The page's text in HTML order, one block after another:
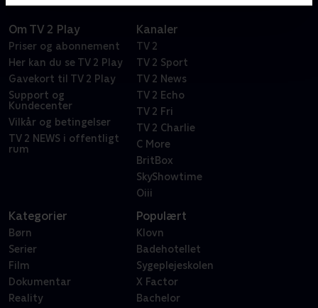
Om TV 2 Play
Priser og abonnement
Her kan du se TV 2 Play
Gavekort til TV 2 Play
Support og
Kundecenter
Vilkår og betingelser
TV 2 NEWS i offentligt
rum
Kanaler
TV 2
TV 2 Sport
TV 2 News
TV 2 Echo
TV 2 Fri
TV 2 Charlie
C More
BritBox
SkyShowtime
Oiii
Kategorier
Børn
Serier
Film
Dokumentar
Reality
Populært
Klovn
Badehotellet
Sygeplejeskolen
X Factor
Bachelor